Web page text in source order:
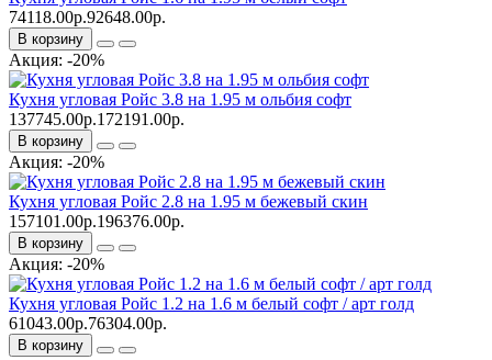
74118.00р.92648.00р.
В корзину
Акция: -20%
Кухня угловая Ройс 3.8 на 1.95 м ольбия софт
137745.00р.172191.00р.
В корзину
Акция: -20%
Кухня угловая Ройс 2.8 на 1.95 м бежевый скин
157101.00р.196376.00р.
В корзину
Акция: -20%
Кухня угловая Ройс 1.2 на 1.6 м белый софт / арт голд
61043.00р.76304.00р.
В корзину